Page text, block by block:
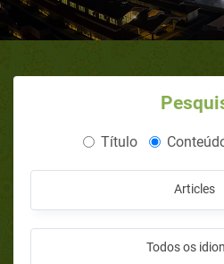
Título
Articles
Todos os